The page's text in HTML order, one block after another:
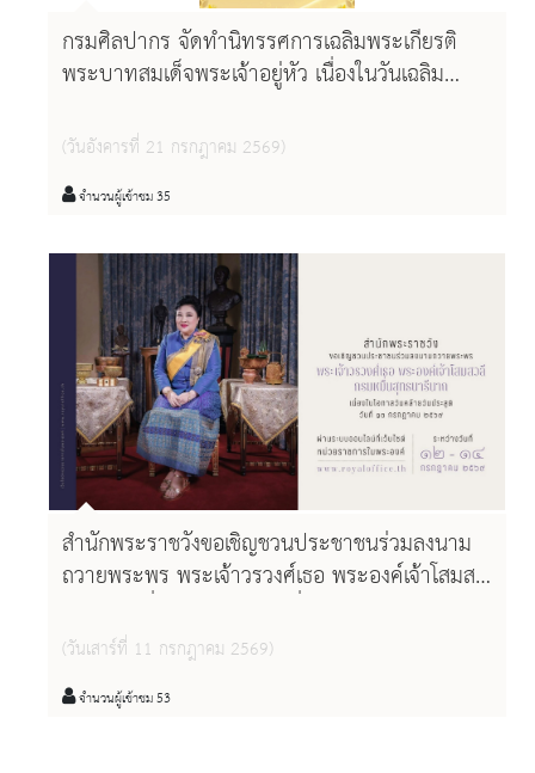
กรมศิลปากร จัดทำนิทรรศการเฉลิมพระเกียรติ
พระบาทสมเด็จพระเจ้าอยู่หัว เนื่องในวันเฉลิม
(วันอังคารที่ 21 กรกฎาคม 2569)
จำนวนผู้เข้าชม 35
สำนักพระราชวังขอเชิญชวนประชาชนร่วมลงนาม
ถวายพระพร พระเจ้าวรวงศ์เธอ พระองค์เจ้าโสมส
วันประสูติ วันที่ ๑๓ กรกฎาคม ๒๕๖๙ ผ่านระบบ
(วันเสาร์ที่ 11 กรกฎาคม 2569)
จำนวนผู้เข้าชม 53